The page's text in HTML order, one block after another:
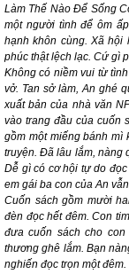
Làm Thế Nào Để Sống
một người tình để ôm
hạnh khôn cùng. Xã
phúc thật lệch lạc. Cứ gì
Không có niềm vui từ
vở. Tan sở làm, An ghé
xuất bản của nhà văn
vào trang đầu của cuốn
gồm một miếng bánh mì
truyện. Đã lâu lắm, nàng
Dễ gì có cơ hội tự do
em gái ba con của An
Cuốn sách gồm mười
đèn đọc hết đêm. Con
đưa cuốn sách cho
thương ghê lắm. Bạn
nghiến đọc trọn một